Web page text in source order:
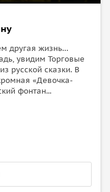
другая жизнь…
увидим Торговые
русской сказки. В
«Девочка-
фонтан...